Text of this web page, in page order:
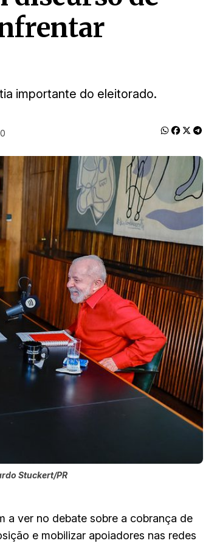
importante do eleitorado.
Stuckert/PR
a ver no debate sobre a cobrança de
e mobilizar apoiadores nas redes